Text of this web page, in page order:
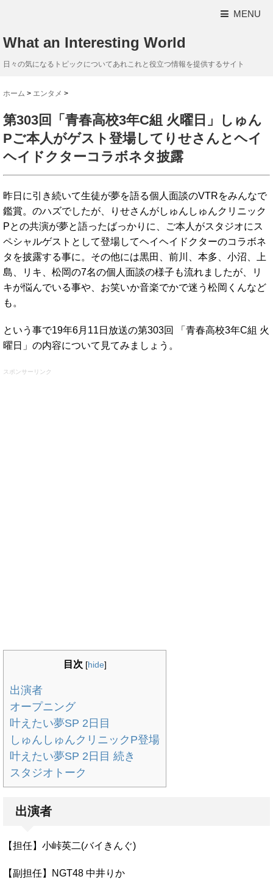
MENU
What an Interesting World
日々の気になるトピックについてあれこれと役立つ情報を提供するサイト
ホーム > エンタメ >
第303回「青春高校3年C組 火曜日」しゅん
Pご本人がゲスト登場してりせさんとヘイ
ヘイドクターコラボネタ披露
昨日に引き続いて生徒が夢を語る個人面談のVTRをみんなで
鑑賞。のハズでしたが、りせさんがしゅんしゅんクリニック
Pとの共演が夢と語ったばっかりに、ご本人がスタジオにス
ペシャルゲストとして登場してヘイヘイドクターのコラボネ
タを披露する事に。その他には黒田、前川、本多、小沼、上
島、リキ、松岡の7名の個人面談の様子も流れましたが、リ
キが悩んでいる事や、お笑いか音楽でかで迷う松岡くんなど
も。
という事で19年6月11日放送の第303回 「青春高校3年C組 火
曜日」の内容について見てみましょう。
スポンサーリンク
目次 [hide]
出演者
オープニング
叶えたい夢SP 2日目
しゅんしゅんクリニックP登場
叶えたい夢SP 2日目 続き
スタジオトーク
出演者
【担任】小峠英二(バイきんぐ)
【副担任】NGT48 中井りか